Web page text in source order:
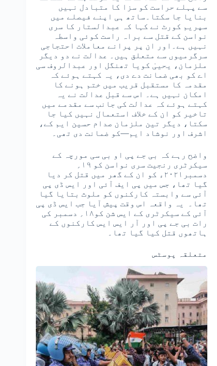
سے پہلے حراست کو سزا کا متبادل نہیں
بنایا جا سکتا۔ساتھ ہی اپنے فیصلے میں
سپریم کورٹ نے کہا کہ عبدالستار کا سری
نواسن کے قتل سے براہ راست کوئی واسطہ
نہیں ہے۔اور ان پر پرانے معاملات احتجاجی
سرگرمیوں سے متعلق ہیں۔ عدالت نے دو دیگر
ملزمان، یحییٰ کویا تھنگل اور عبدالروف سی
اے کو بھی ضمانت دے دی، یہ کہتے ہوئے کہ
مقدمہ کا مستقبل قریب میں ختم ہونے کا
امکان نہیں ہے۔ اس سے قبل عدالت نے یہ
کہتے ہوئے کہ عدالت کی جانب سے مقدمے میں
تاخیر کو ان کے خلاف استعمال نہیں کیا جا
سکتا، دیگر تین ملزمان صدام حسین ایم کے،
اشرف اور نوشاد ایم—کو ضمانت دی تھی۔
واضح رہے کہ بی جے پی او بی سی مورچہ کے
سیکرٹری رنجیت سری نواسن کو ۱۹؍
دسمبر۲۰۲۱ء کو ان کے گھر میں قتل کر دیا
گیا تھا، جس میں پی ایف آئی اور ایس ڈی پی
آئی سے وابستہ کارکنوں کو ملوث بتایا گیا
تھا۔ یہ واقعہ اس وقت پیش آیا جب ایس ڈی پی
آئی کے سیکرٹری کے ایس شن کو۱۸؍ دسمبر کی
رات بی جے پی اور آر ایس ایس کارکنوں کے
ہاتھوں قتل کیا گیا تھا۔
متعلقہ پوسٹس